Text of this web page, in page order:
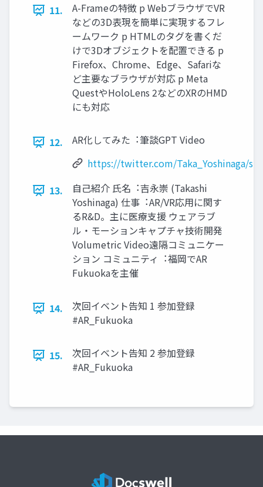
11.
A-Frameの特徴 p WebブラウザでVR
などの3D表現を簡単に実現するフレ
ームワーク p HTMLのタグを書くだ
けで3Dオブジェクトを配置できる p
Firefox、Chrome、Edge、Safariな
ど主要なブラウザが対応 p Meta
QuestやHoloLens 2などのXRのHMD
にも対応
12.
AR化してみた︓筆談GPT Video
https://twitter.com/Taka_Yoshinaga/
13.
⾃⼰紹介 ⽒名︓吉永崇 (Takashi
Yoshinaga) 仕事︓AR/VR応⽤に関す
るR&D。主に医療⽀援 ウェアラブ
ル・モーションキャプチャ技術開発
Volumetric Video遠隔コミュニケー
ション コミュニティ︓福岡でAR
Fukuokaを主催
14.
次回イベント告知 1 参加登録
#AR_Fukuoka
15.
次回イベント告知 2 参加登録
#AR_Fukuoka